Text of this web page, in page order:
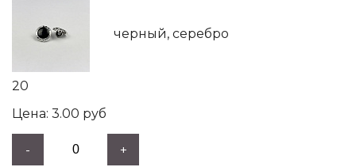
черный, серебро
20
3.00 руб
- +